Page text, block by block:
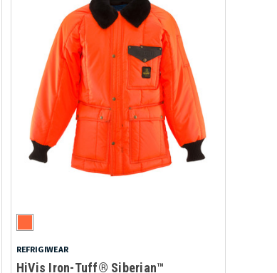
REFRIGIWEAR
HiVis Iron-Tuff® Siberian™